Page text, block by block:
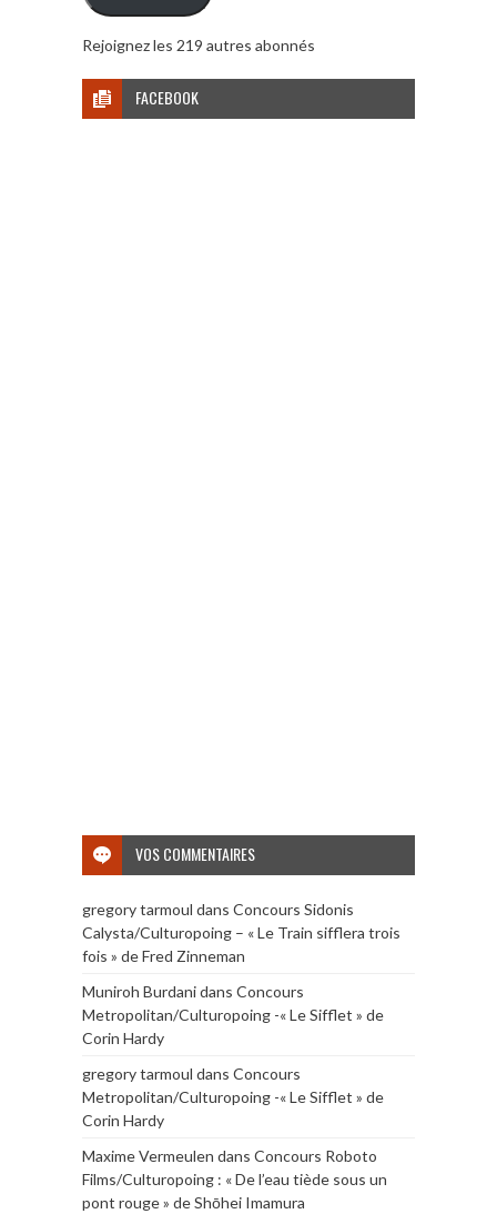
Rejoignez les 219 autres abonnés
FACEBOOK
VOS COMMENTAIRES
gregory tarmoul dans Concours Sidonis
Calysta/Culturopoing – « Le Train sifflera trois
fois » de Fred Zinneman
Muniroh Burdanidans Concours
Metropolitan/Culturopoing -« Le Sifflet » de
Corin Hardy
gregory tarmoul dans Concours
Metropolitan/Culturopoing -« Le Sifflet » de
Corin Hardy
Maxime Vermeulen dans Concours Roboto
Films/Culturopoing : « De l’eau tiède sous un
pont rouge » de Shōhei Imamura